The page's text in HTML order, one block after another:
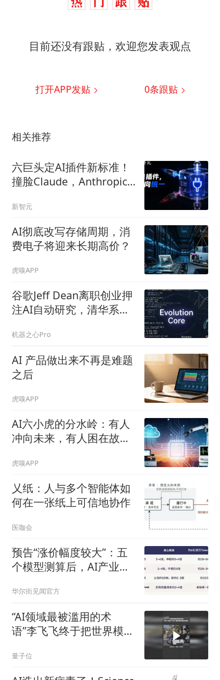
目前还没有跟贴，欢迎您发表观点
打开APP发贴 0条跟贴
相关推荐
六巨头定AI插件新标准！
撞脸Claude，Anthropic
新智元
AI彻底改写存储周期，消
费电子将迎来长期高价？
虎嗅APP
谷歌Jeff Dean离职创业押
注AI自动研究，清华系团
机器之心Pro
AI 产品做出来不再是难题
之后
虎嗅APP
AI六小虎的分水岭：有人
冲向未来，有人困在故事
虎嗅APP
乂纸：人与多个智能体如
何在一张纸上可信地协作
医咖会
预告“涨价幅度较大”：五
个模型测算后，AI产业链
华尔街见闻官方
“AI领域最被滥用的术
语”李飞飞终于把世界模型
量子位